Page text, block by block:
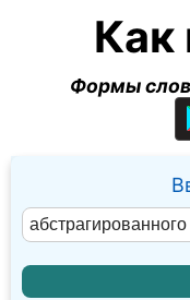
Как
Формы слов